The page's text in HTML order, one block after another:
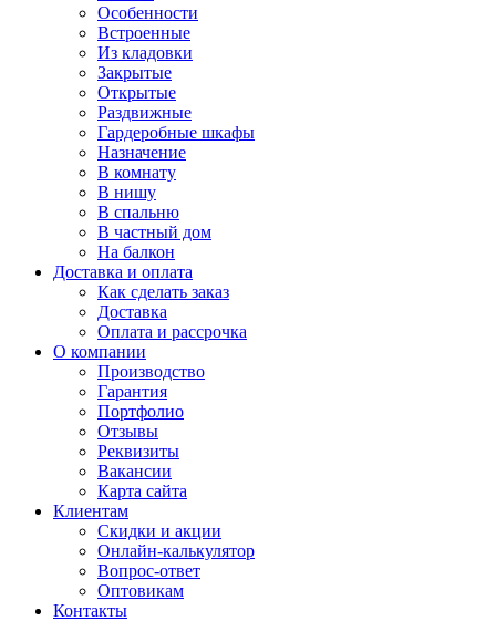
Особенности
Встроенные
Из кладовки
Закрытые
Открытые
Раздвижные
Гардеробные шкафы
Назначение
В комнату
В нишу
В спальню
В частный дом
На балкон
Доставка и оплата
Как сделать заказ
Доставка
Оплата и рассрочка
О компании
Производство
Гарантия
Портфолио
Отзывы
Реквизиты
Вакансии
Карта сайта
Клиентам
Скидки и акции
Онлайн-калькулятор
Вопрос-ответ
Оптовикам
Контакты